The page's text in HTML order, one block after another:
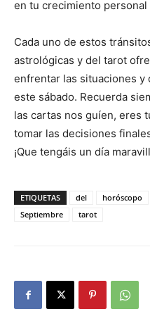
en tu crecimiento personal
Cada uno de estos
astrológicas y del tarot
enfrentar las situaciones y
este sábado. Recuerda
las cartas nos guíen, eres
tomar las decisiones
¡Que tengáis un día
ETIQUETAS del horóscopo
Septiembre
tarot